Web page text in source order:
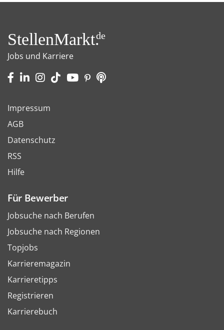
StellenMarkt.de
Jobs und Karriere
Impressum
AGB
Datenschutz
RSS
Hilfe
Für Bewerber
Jobsuche nach Berufen
Jobsuche nach Regionen
Topjobs
Karrieremagazin
Karrieretipps
Registrieren
Karrierebuch